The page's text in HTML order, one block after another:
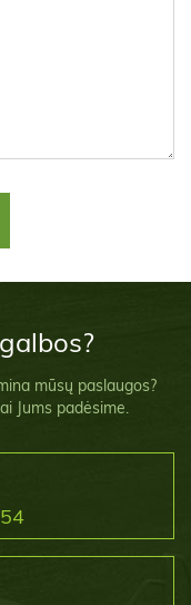
mūsų paslaugos?
Jums padėsime.